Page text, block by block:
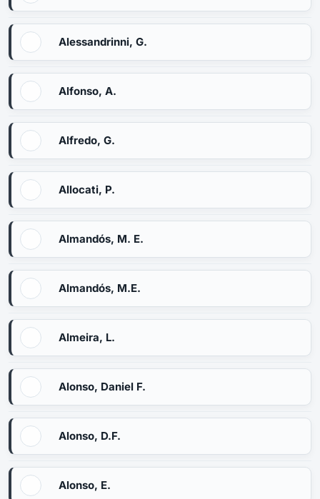
Alessandrinni, G.
Alfonso, A.
Alfredo, G.
Allocati, P.
Almandós, M. E.
Almandós, M.E.
Almeira, L.
Alonso, Daniel F.
Alonso, D.F.
Alonso, E.